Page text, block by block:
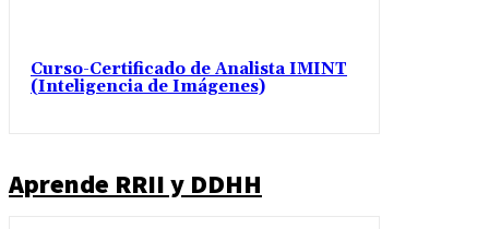
Curso-Certificado de Analista IMINT
(Inteligencia de Imágenes)
Aprende RRII y DDHH